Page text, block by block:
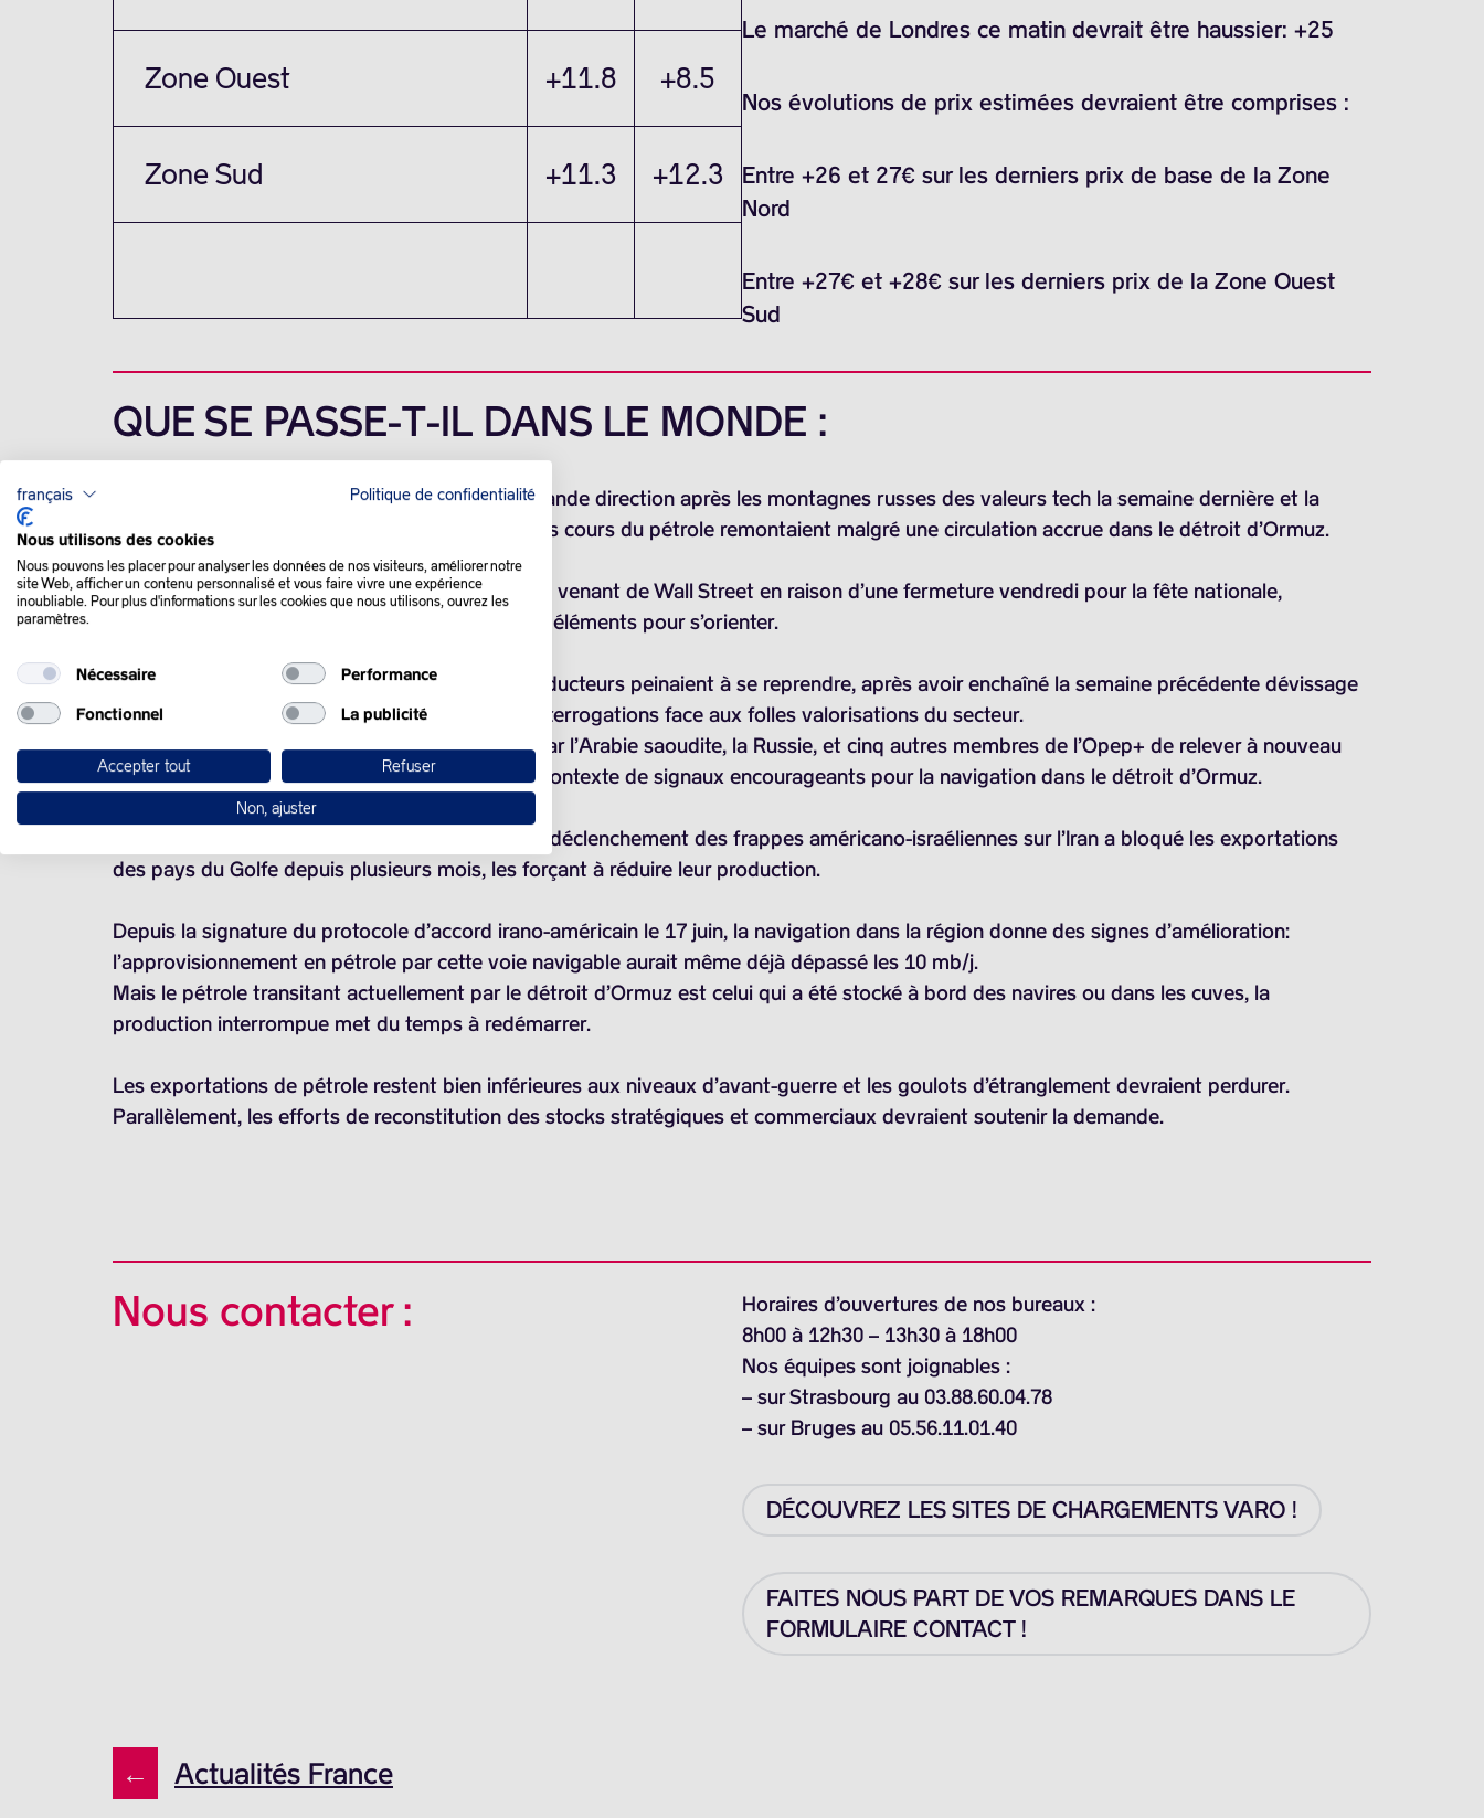
Zone Ouest +11.8 +8.5
Zone Sud +11.3 +12.3
Le marché de Londres ce matin devrait être haussier: +25
Nos évolutions de prix estimées devraient être comprises :
Entre +26 et 27€ sur les derniers prix de base de la Zone
Nord
Entre +27€ et +28€ sur les derniers prix de la Zone Ouest
Sud
QUE SE PASSE-T-IL DANS LE MONDE :
Les Bourses asiatiques ont hésité lundi, sans grande direction après les montagnes russes des valeurs tech la semaine dernière et la
fermeture de Wall Street vendredi, tandis que les cours du pétrole remontaient malgré une circulation accrue dans le détroit d’Ormuz.
Les places asiatiques nerveuses, sans indication venant de Wall Street en raison d’une fermeture vendredi pour la fête nationale,
manquent de direction claire faute de nouveaux éléments pour s’orienter.
En Corée du Sud, les valeurs liées aux semi-conducteurs peinaient à se reprendre, après avoir enchaîné la semaine précédente dévissage
spectaculaire et vigoureux rebond, sur fond d’interrogations face aux folles valorisations du secteur.
Le marché digérait la décision prise dimanche par l’Arabie saoudite, la Russie, et cinq autres membres de l’Opep+ de relever à nouveau
leurs quotas de production de pétrole, dans le contexte de signaux encourageants pour la navigation dans le détroit d’Ormuz.
La quasi-paralysie du détroit d’Ormuz depuis le déclenchement des frappes américano-israéliennes sur l’Iran a bloqué les exportations
des pays du Golfe depuis plusieurs mois, les forçant à réduire leur production.
Depuis la signature du protocole d’accord irano-américain le 17 juin, la navigation dans la région donne des signes d’amélioration:
l’approvisionnement en pétrole par cette voie navigable aurait même déjà dépassé les 10 mb/j.
Mais le pétrole transitant actuellement par le détroit d’Ormuz est celui qui a été stocké à bord des navires ou dans les cuves, la
production interrompue met du temps à redémarrer.
Les exportations de pétrole restent bien inférieures aux niveaux d’avant-guerre et les goulots d’étranglement devraient perdurer.
Parallèlement, les efforts de reconstitution des stocks stratégiques et commerciaux devraient soutenir la demande.
Nous contacter :
Horaires d’ouvertures de nos bureaux :
8h00 à 12h30 – 13h30 à 18h00
Nos équipes sont joignables :
– sur Strasbourg au 03.88.60.04.78
– sur Bruges au 05.56.11.01.40
DÉCOUVREZ LES SITES DE CHARGEMENTS VARO !
FAITES NOUS PART DE VOS REMARQUES DANS LE
FORMULAIRE CONTACT !
← Actualités France
français Politique de confidentialité
Nous utilisons des cookies
Nous pouvons les placer pour analyser les données de nos visiteurs, améliorer notre
site Web, afficher un contenu personnalisé et vous faire vivre une expérience
inoubliable. Pour plus d'informations sur les cookies que nous utilisons, ouvrez les
paramètres.
Nécessaire Performance
Fonctionnel La publicité
Accepter tout Refuser
Non, ajuster